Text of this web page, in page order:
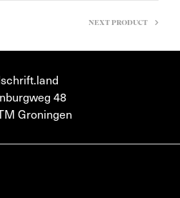
NEXT PRODUCT
48
Groningen